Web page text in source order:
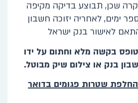
שכן, תבוצע בדיקה מקיפה
ימים, לאחריה יזוכה חשבון
לאישור בנק ישראל
בקשה מלא וחתום על ידו
בנק או צילום שיק מבוטל.
שטרות פגומים בדואר